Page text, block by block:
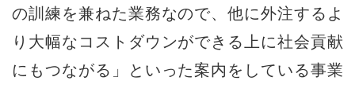
の訓練を兼ねた業務なので、他に外注するよ
り大幅なコストダウンができる上に社会貢献
にもつながる」といった案内をしている事業